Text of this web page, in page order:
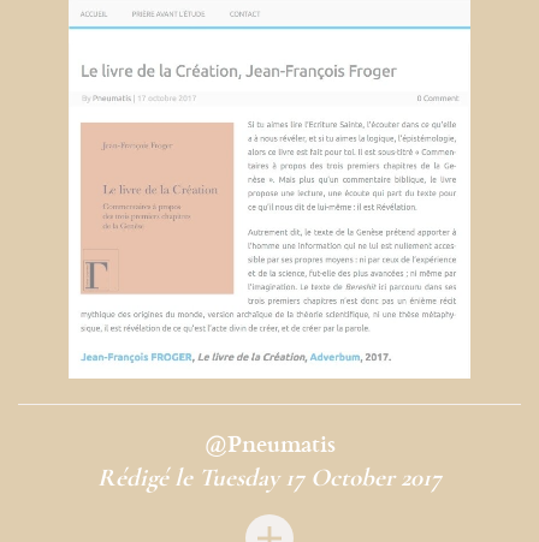
@Pneumatis
Rédigé le Tuesday 17 October 2017